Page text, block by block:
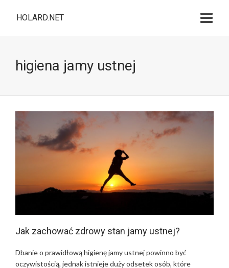
HOLARD.NET
higiena jamy ustnej
Jak zachować zdrowy stan jamy ustnej?
Dbanie o prawidłową higienę jamy ustnej powinno być
oczywistością, jednak istnieje duży odsetek osób, które